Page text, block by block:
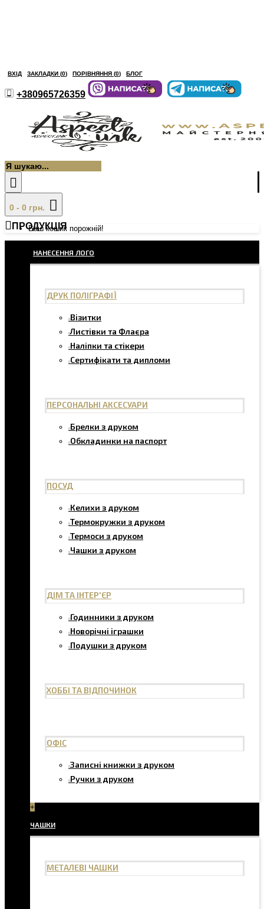
ВХІД ЗАКЛАДКИ (0) ПОРІВНЯННЯ (0) БЛОГ
+380965726359
0 - 0 грн.
Ваш кошик порожній!
ПРОДУКЦІЯ
НАНЕСЕННЯ ЛОГО
ДРУК ПОЛІГРАФІЇ
Візитки
Листівки та Флаєра
Наліпки та стікери
Сертифікати та дипломи
ПЕРСОНАЛЬНІ АКСЕСУАРИ
Брелки з друком
Обкладинки на паспорт
ПОСУД
Келихи з друком
Термокружки з друком
Термоси з друком
Чашки з друком
ДІМ ТА ІНТЕР'ЄР
Годинники з друком
Новорічні іграшки
Подушки з друком
ХОББІ ТА ВІДПОЧИНОК
ОФІС
Записні книжки з друком
Ручки з друком
+
ЧАШКИ
МЕТАЛЕВІ ЧАШКИ